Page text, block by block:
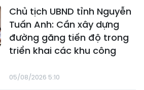
Chủ tịch UBND tỉnh Nguyễn
Tuấn Anh: Cần xây dựng
đường găng tiến độ trong
triển khai các khu công
05/08/2026 5:10